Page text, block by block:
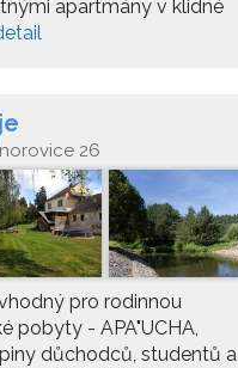
apartmány v klidné
26
pro rodinnou
pobyty - APA"UCHA,
důchodců, studentů a